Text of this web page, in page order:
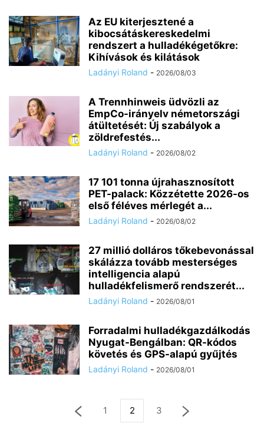
Az EU kiterjesztené a
kibocsátáskereskedelmi
rendszert a hulladékégetőkre:
Kihívások és kilátások
Ladányi Roland - 2026/08/03
A Trennhinweis üdvözli az
EmpCo-irányelv németországi
átültetését: Új szabályok a
zöldrefestés...
Ladányi Roland - 2026/08/02
17 101 tonna újrahasznosított
PET-palack: Közzétette 2026-os
első féléves mérlegét a...
Ladányi Roland - 2026/08/02
27 millió dolláros tőkebevonással
skálázza tovább mesterséges
intelligencia alapú
hulladékfelismerő rendszerét...
Ladányi Roland - 2026/08/01
Forradalmi hulladékgazdálkodás
Nyugat-Bengálban: QR-kódos
követés és GPS-alapú gyűjtés
Ladányi Roland - 2026/08/01
1 2 3